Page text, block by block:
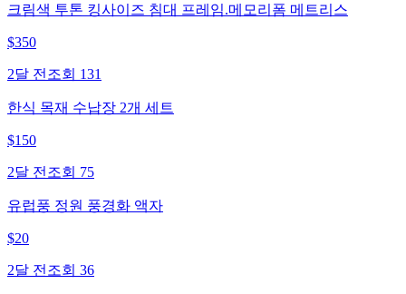
크림색 투톤 킹사이즈 침대 프레임.메모리폼 메트리스
$350
2달 전 조회 131
한식 목재 수납장 2개 세트
$150
2달 전 조회 75
유럽풍 정원 풍경화 액자
$20
2달 전 조회 36